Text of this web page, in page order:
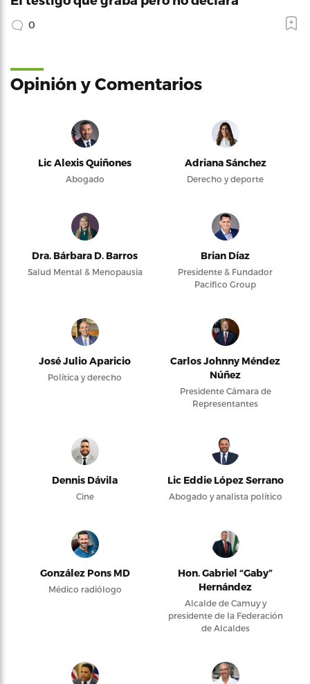
0
Opinión y Comentarios
Lic Alexis Quiñones
Abogado
Adriana Sánchez
Derecho y deporte
Dra. Bárbara D. Barros
Salud Mental & Menopausia
Brian Díaz
Presidente & Fundador
Pacifico Group
José Julio Aparicio
Política y derecho
Carlos Johnny Méndez
Núñez
Presidente Cámara de
Representantes
Dennis Dávila
Cine
Lic Eddie López Serrano
Abogado y analista político
González Pons MD
Médico radiólogo
Hon. Gabriel “Gaby”
Hernández
Alcalde de Camuy y
presidente de la Federación
de Alcaldes